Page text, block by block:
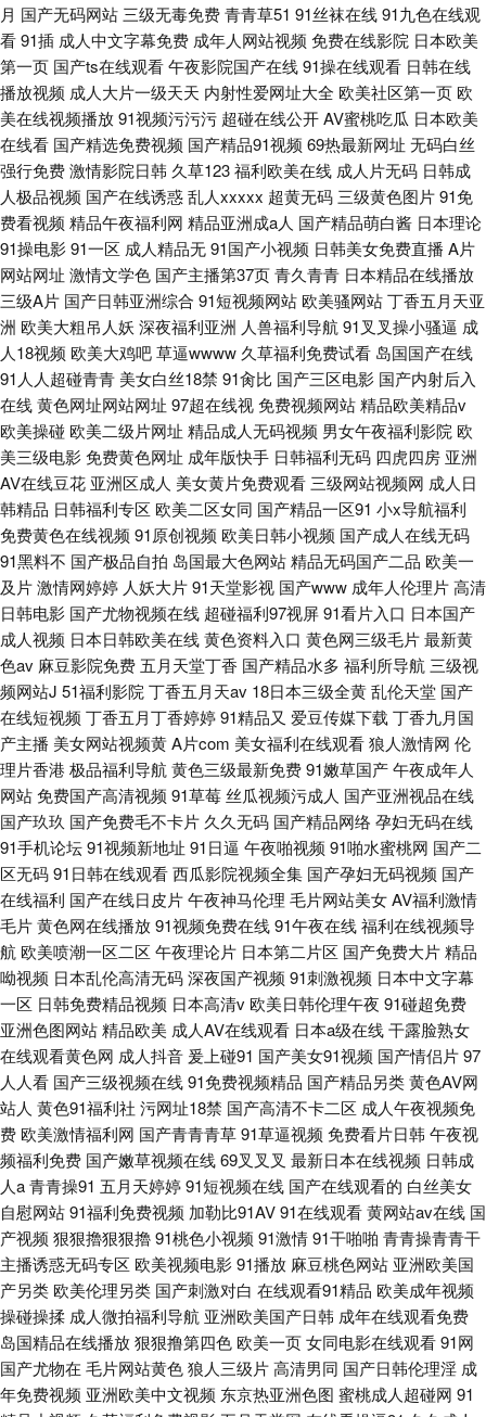
月 国产无码网站 三级无毒免费青青草51 91丝袜在线91九色在线观
看91插 成人中文字幕免费 成年人网站视频 免费在线影院 日本欧美
第一页 国产ts在线观看午夜影院国产在线91操在线观看 日韩在线
播放视频 成人大片一级天天 内射性爱网址大全 欧美社区第一页 欧
美在线视频播放91视频污污污 超碰在线公开AV蜜桃吃瓜 日本欧美
在线看 国产精选免费视频 国产精品91视频 69热最新网址 无码白丝
强行免费激情影院日韩 久草123福利欧美在线 成人片无码 日韩成
人极品视频 国产在线诱惑乱人xxxxx 超黄无码 三级黄色图片91免
费看视频 精品午夜福利网 精品亚洲成a人 国产精品萌白酱 日本理论
91操电影91一区 成人精品无91国产小视频 日韩美女免费直播 A片
网站网址 激情文学色 国产主播第37页青久青青 日本精品在线播放
三级A片 国产日韩亚洲综合 91短视频网站 欧美骚网站丁香五月天亚
洲 欧美大粗吊人妖 深夜福利亚洲 人兽福利导航 91叉叉操小骚逼 成
人18视频 欧美大鸡吧草逼wwww 久草福利免费试看 岛国国产在线
91人人超碰青青 美女白丝18禁 91肏比 国产三区电影 国产内射后入
在线黄色网址网站网址 97超在线视免费视频网站精品欧美精品v
欧美操碰 欧美二级片网址 精品成人无码视频 男女午夜福利影院 欧
美三级电影免费黄色网址 成年版快手 日韩福利无码 四虎四房 亚洲
AV在线豆花 亚洲区成人 美女黄片免费观看 三级网站视频网 成人日
韩精品 日韩福利专区 欧美二区女同 国产精品一区91 小x导航福利
免费黄色在线视频 91原创视频 欧美日韩小视频 国产成人在线无码
91黑料不 国产极品自拍 岛国最大色网站精品无码国产二品 欧美一
及片激情网婷婷 人妖大片91天堂影视 国产www 成年人伦理片高清
日韩电影 国产尤物视频在线 超碰福利97视屏91看片入口 日本国产
成人视频 日本日韩欧美在线黄色资料入口 黄色网三级毛片最新黄
色av 麻豆影院免费 五月天堂丁香 国产精品水多 福利所导航 三级视
频网站J 51福利影院 丁香五月天av 18日本三级全黄乱伦天堂 国产
在线短视频 丁香五月丁香婷婷91精品又 爱豆传媒下载 丁香九月国
产主播 美女网站视频黄A片com 美女福利在线观看狼人激情网 伦
理片香港 极品福利导航 黄色三级最新免费91嫩草国产午夜成年人
网站免费国产高清视频 91草莓丝瓜视频污成人 国产亚洲视品在线
国产玖玖 国产免费毛不卡片 久久无码 国产精品网络 孕妇无码在线
91手机论坛91视频新地址 91日逼 午夜啪视频 91啪水蜜桃网 国产二
区无码91日韩在线观看西瓜影院视频全集 国产孕妇无码视频 国产
在线福利 国产在线日皮片午夜神马伦理 毛片网站美女AV福利激情
毛片黄色网在线播放91视频免费在线91午夜在线福利在线视频导
航 欧美喷潮一区二区 午夜理论片 日本第二片区 国产免费大片精品
呦视频 日本乱伦高清无码深夜国产视频 91刺激视频 日本中文字幕
一区 日韩免费精品视频 日本高清v 欧美日韩伦理午夜 91碰超免费
亚洲色图网站精品欧美 成人AV在线观看 日本a级在线干露脸熟女
在线观看黄色网 成人抖音 爰上碰91 国产美女91视频 国产情侣片97
人人看 国产三级视频在线91免费视频精品 国产精品另类黄色AV网
站人 黄色91福利社 污网址18禁 国产高清不卡二区 成人午夜视频免
费 欧美激情福利网 国产青青青草91草逼视频 免费看片日韩 午夜视
频福利免费 国产嫩草视频在线69叉叉叉 最新日本在线视频 日韩成
人a青青操91 五月天婷婷91短视频在线 国产在线观看的 白丝美女
自慰网站91福利免费视频 加勒比91AV91在线观看黄网站av在线 国
产视频 狠狠擼狠狠擼91桃色小视频 91激情91干啪啪 青青操青青干
主播诱惑无码专区 欧美视频电影91播放 麻豆桃色网站 亚洲欧美国
产另类 欧美伦理另类 国产刺激对白 在线观看91精品 欧美成年视频
操碰操揉 成人微拍福利导航 亚洲欧美国产日韩 成年在线观看免费
岛国精品在线播放狠狠撸第四色 欧美一页女同电影在线观看91网
国产尤物在 毛片网站黄色狼人三级片高清男同 国产日韩伦理淫 成
年免费视频 亚洲欧美中文视频 东京热亚洲色图 蜜桃成人超碰网 91